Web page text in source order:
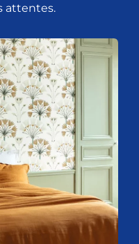
attentes.